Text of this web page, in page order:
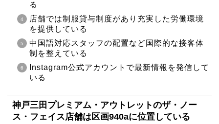
る
店舗では制服貸与制度があり充実した労働環境
を提供している
中国語対応スタッフの配置など国際的な接客体
制を整えている
Instagram公式アカウントで最新情報を発信して
いる
神戸三田プレミアム・アウトレットのザ・ノー
ス・フェイス店舗は区画940aに位置している